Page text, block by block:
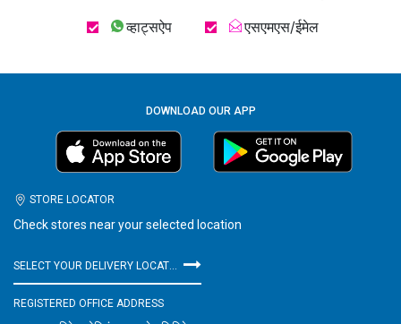
व्हाट्सऐप एसएमएस/ईमेल
DOWNLOAD OUR APP
STORE LOCATOR
Check stores near your selected location
SELECT YOUR DELIVERY LOCATION
REGISTERED OFFICE ADDRESS